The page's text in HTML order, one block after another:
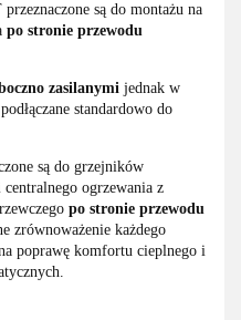
są do montażu na
po stronie przewodu
zasilanymi jednak w
standardowo do
są do grzejników
ogrzewania z
po stronie przewodu
zrównoważenie każdego
poprawę komfortu cieplnego i